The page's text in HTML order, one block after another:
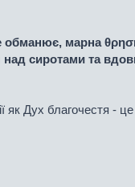
марна
сиротами та
як Дух благочестя -